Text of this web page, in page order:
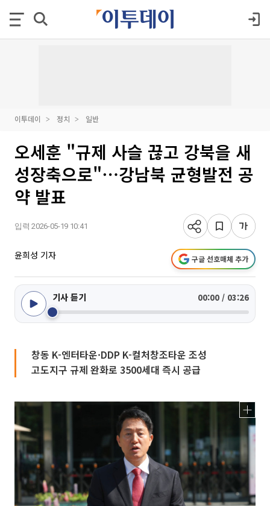
이투데이 정치 일반
오세훈 "규제 사슬 끊고 강북을 새
성장축으로"⋯강남북 균형발전 공
약 발표
입력 2026-05-19 10:41
윤희성 기자 구글 선호매체 추가
기사 듣기 00:00 / 03:26
창동 K-엔터타운·DDP K-컬처창조타운 조성
고도지구 규제 완화로 3500세대 즉시 공급